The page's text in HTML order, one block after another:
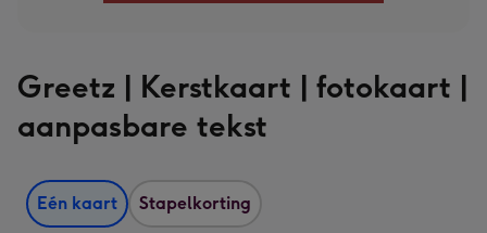
Greetz | Kerstkaart | fotokaart |
aanpasbare tekst
Eén kaart Stapelkorting